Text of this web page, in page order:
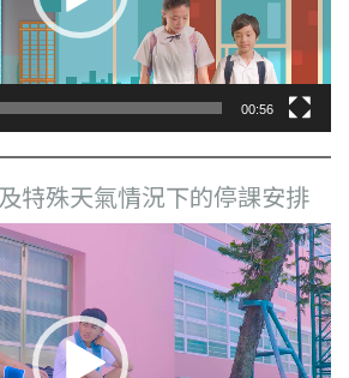
00:56
特殊天氣情況下的停課安排